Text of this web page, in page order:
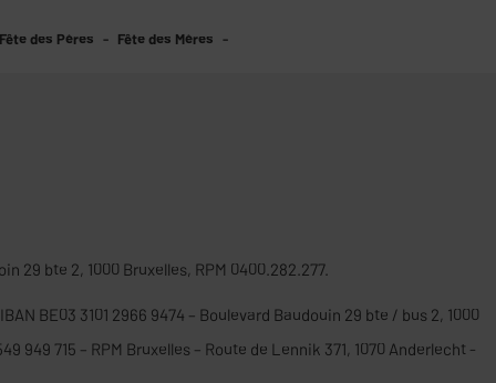
Fête des Pères Fête des Mères
29 bte 2, 1000 Bruxelles, RPM 0400.282.277.
BE03 3101 2966 9474 – Boulevard Baudouin 29 bte / bus 2, 1000
715 – RPM Bruxelles – Route de Lennik 371, 1070 Anderlecht -